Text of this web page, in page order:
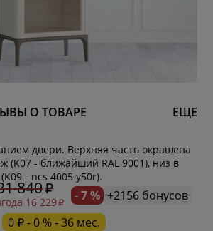
О ТОВАРЕ ЕЩЕ
двери. Верхняя часть окрашена
(K07 - ближайший RAL 9001), низ в
- ncs 4005 y50r).
840
16 229 - 7 % +2156 бонусов
0 ₽ - 0 % - 36 мес.
поле